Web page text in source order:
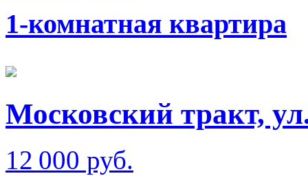
1-комнатная квартира
Московский тракт,
12 000 руб.